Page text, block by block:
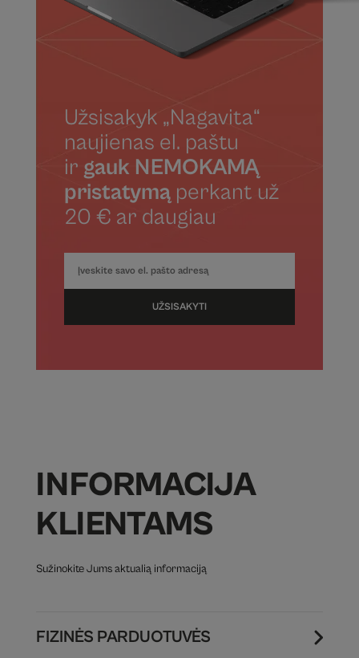
Užsisakyk „Nagavita“
naujienas el. paštu
ir gauk NEMOKAMĄ
pristatymąperkant už
20 € ar daugiau
UŽSISAKYTI
INFORMACIJA
KLIENTAMS
Sužinokite Jums aktualią informaciją
FIZINĖS PARDUOTUVĖS